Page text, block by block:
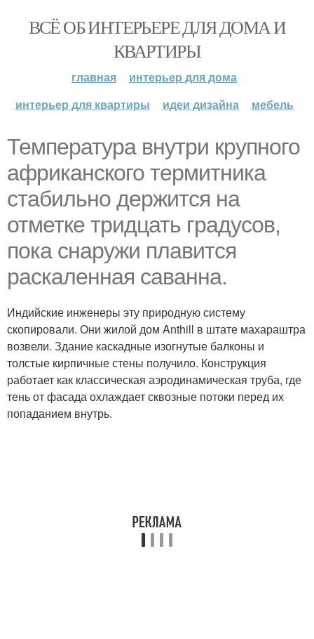
ВСЁ ОБ ИНТЕРЬЕРЕ ДЛЯ ДОМА И
КВАРТИРЫ
главная
интерьер для дома
интерьер для квартиры
идеи дизайна мебель
Температура внутри крупного
африканского термитника
стабильно держится на
отметке тридцать градусов,
пока снаружи плавится
раскаленная саванна.
Индийские инженеры эту природную систему
скопировали. Они жилой дом Anthill в штате махараштра
возвели. Здание каскадные изогнутые балконы и
толстые кирпичные стены получило. Конструкция
работает как классическая аэродинамическая труба, где
тень от фасада охлаждает сквозные потоки перед их
попаданием внутрь.